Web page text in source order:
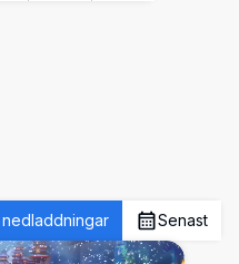
nedladdningar Senast